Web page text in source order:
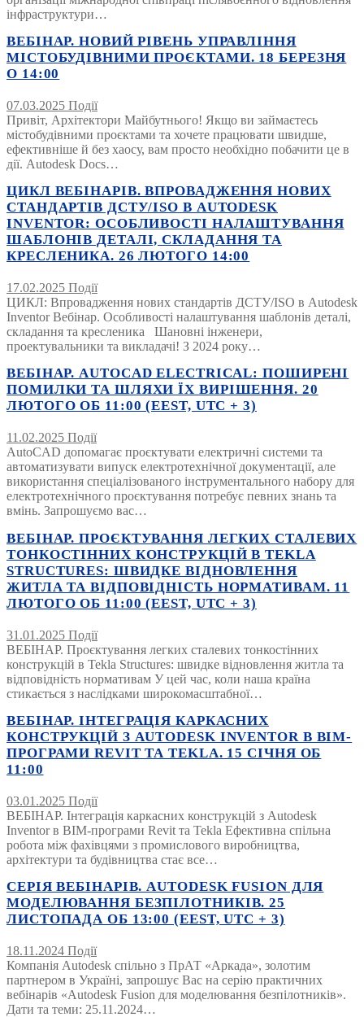
інфраструктури…
ВЕБІНАР. НОВИЙ РІВЕНЬ УПРАВЛІННЯ
МІСТОБУДІВНИМИ ПРОЄКТАМИ. 18 БЕРЕЗНЯ
О 14:00
07.03.2025 Події
Привіт, Архітектори Майбутнього! Якщо ви займаєтесь
містобудівними проєктами та хочете працювати швидше,
ефективніше й без хаосу, вам просто необхідно побачити це в
дії. Autodesk Docs…
ЦИКЛ ВЕБІНАРІВ. ВПРОВАДЖЕННЯ НОВИХ
СТАНДАРТІВ ДСТУ/ISO В AUTODESK
INVENTOR: ОСОБЛИВОСТІ НАЛАШТУВАННЯ
ШАБЛОНІВ ДЕТАЛІ, СКЛАДАННЯ ТА
КРЕСЛЕНИКА. 26 ЛЮТОГО 14:00
17.02.2025 Події
ЦИКЛ: Впровадження нових стандартів ДСТУ/ISO в Autodesk
Inventor Вебінар. Особливості налаштування шаблонів деталі,
складання та кресленика Шановні інженери,
проектувальники та викладачі! З 2024 року…
ВЕБІНАР. AUTOCAD ELECTRICAL: ПОШИРЕНІ
ПОМИЛКИ ТА ШЛЯХИ ЇХ ВИРІШЕННЯ. 20
ЛЮТОГО ОБ 11:00 (EEST, UTC + 3)
11.02.2025 Події
AutoCAD допомагає проєктувати електричні системи та
автоматизувати випуск електротехнічної документації, але
використання спеціалізованого інструментального набору для
електротехнічного проєктування потребує певних знань та
вмінь. Запрошуємо вас…
ВЕБІНАР. ПРОЄКТУВАННЯ ЛЕГКИХ СТАЛЕВИХ
ТОНКОСТІННИХ КОНСТРУКЦІЙ В TEKLA
STRUCTURES: ШВИДКЕ ВІДНОВЛЕННЯ
ЖИТЛА ТА ВІДПОВІДНІСТЬ НОРМАТИВАМ. 11
ЛЮТОГО ОБ 11:00 (EEST, UTC + 3)
31.01.2025 Події
ВЕБІНАР. Проєктування легких сталевих тонкостінних
конструкцій в Tekla Structures: швидке відновлення житла та
відповідність нормативам У цей час, коли наша країна
стикається з наслідками широкомасштабної…
ВЕБІНАР. ІНТЕГРАЦІЯ КАРКАСНИХ
КОНСТРУКЦІЙ З AUTODESK INVENTOR В BIM-
ПРОГРАМИ REVIT ТА TEKLA. 15 СІЧНЯ ОБ
11:00
03.01.2025 Події
ВЕБІНАР. Інтеграція каркасних конструкцій з Autodesk
Inventor в BIM-програми Revit та Tekla Ефективна спільна
робота між фахівцями з промислового виробництва,
архітектури та будівництва стає все…
СЕРІЯ ВЕБІНАРІВ. AUTODESK FUSION ДЛЯ
МОДЕЛЮВАННЯ БЕЗПІЛОТНИКІВ. 25
ЛИСТОПАДА ОБ 13:00 (EEST, UTC + 3)
18.11.2024 Події
Компанія Autodesk спільно з ПрАТ «Аркада», золотим
партнером в Україні, запрошує Вас на серію практичних
вебінарів «Autodesk Fusion для моделювання безпілотників».
Дати та теми: 25.11.2024…